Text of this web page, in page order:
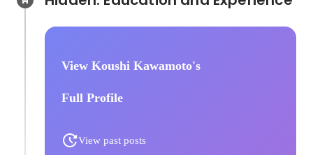
View Koushi Kawamoto's
Full Profile
View past posts